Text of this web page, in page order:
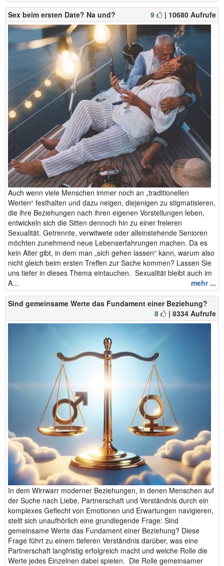
Sex beim ersten Date? Na und? 9 | 10680 Aufrufe
Auch wenn viele Menschen immer noch an „traditionellen
Werten“ festhalten und dazu neigen, diejenigen zu stigmatisieren,
die ihre Beziehungen nach ihren eigenen Vorstellungen leben,
entwickeln sich die Sitten dennoch hin zu einer freieren
Sexualität. Getrennte, verwitwete oder alleinstehende Senioren
möchten zunehmend neue Lebenserfahrungen machen. Da es
kein Alter gibt, in dem man „sich gehen lassen“ kann, warum also
nicht gleich beim ersten Treffen zur Sache kommen? Lassen Sie
uns tiefer in dieses Thema eintauchen. Sexualität bleibt auch im
A...
mehr ...
Sind gemeinsame Werte das Fundament einer Beziehung?
8
| 8334 Aufrufe
In dem Wirrwarr moderner Beziehungen, in denen Menschen auf
der Suche nach Liebe, Partnerschaft und Verständnis durch ein
komplexes Geflecht von Emotionen und Erwartungen navigieren,
stellt sich unaufhörlich eine grundlegende Frage: Sind
gemeinsame Werte das Fundament einer Beziehung? Diese
Frage führt zu einem tieferen Verständnis darüber, was eine
Partnerschaft langfristig erfolgreich macht und welche Rolle die
Werte jedes Einzelnen dabei spielen. Die Rolle gemeinsamer